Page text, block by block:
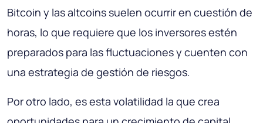
Bitcoin y las altcoins suelen ocurrir en cuestión de
horas, lo que requiere que los inversores estén
preparados para las fluctuaciones y cuenten con
una estrategia de gestión de riesgos.
Por otro lado, es esta volatilidad la que crea